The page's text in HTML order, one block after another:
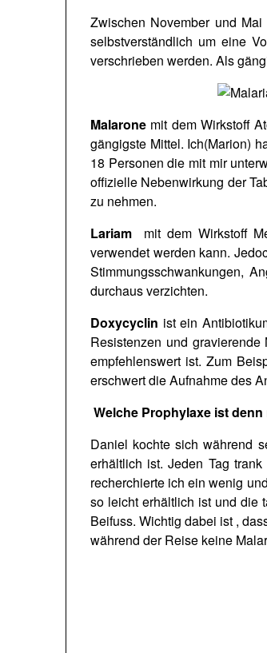
Zwischen November und
selbstverständlich um eine
verschrieben werden. Als
Malarone mit dem Wirkstoff
gängigste Mittel. Ich(Marion)
18 Personen die mit mir
offizielle Nebenwirkung der
zu nehmen.
Lariam mit dem Wirkstoff
verwendet werden kann.
Stimmungsschwankungen,
durchaus verzichten.
Doxycyclin ist ein
Resistenzen und
empfehlenswert ist. Zum
erschwert die Aufnahme des
Welche Prophylaxe ist
Daniel kochte sich während
erhältlich ist. Jeden Tag
recherchierte ich ein wenig
so leicht erhältlich ist und die
Beifuss. Wichtig dabei ist ,
während der Reise keine